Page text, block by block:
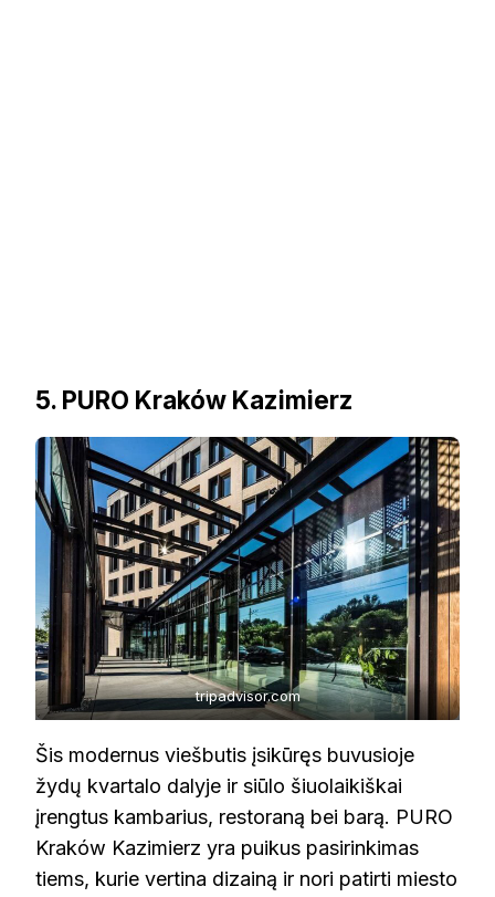
5. PURO Kraków Kazimierz
tripadvisor.com
Šis modernus viešbutis įsikūręs buvusioje
žydų kvartalo dalyje ir siūlo šiuolaikiškai
įrengtus kambarius, restoraną bei barą. PURO
Kraków Kazimierz yra puikus pasirinkimas
tiems, kurie vertina dizainą ir nori patirti miesto